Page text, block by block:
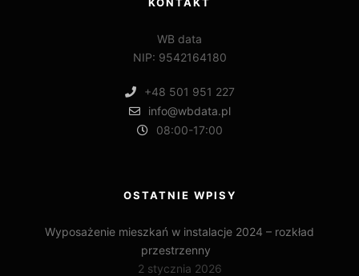
WB data
NIP: 9542164180
+48 501 951 227
info@wbdata.pl
08:00-17:00
OSTATNIE WPISY
Wyposażenie mieszkań w instalacje 2024 – rozkład
przestrzenny
2 stycznia 2026